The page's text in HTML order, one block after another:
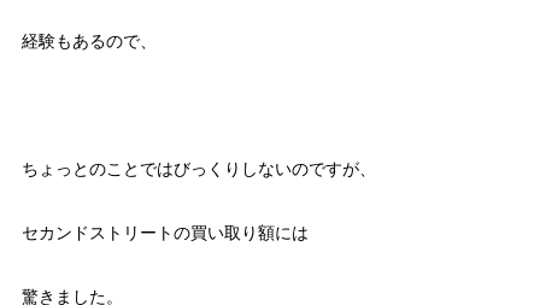
経験もあるので、
ちょっとのことではびっくりしないのですが、
セカンドストリートの買い取り額には
驚きました。